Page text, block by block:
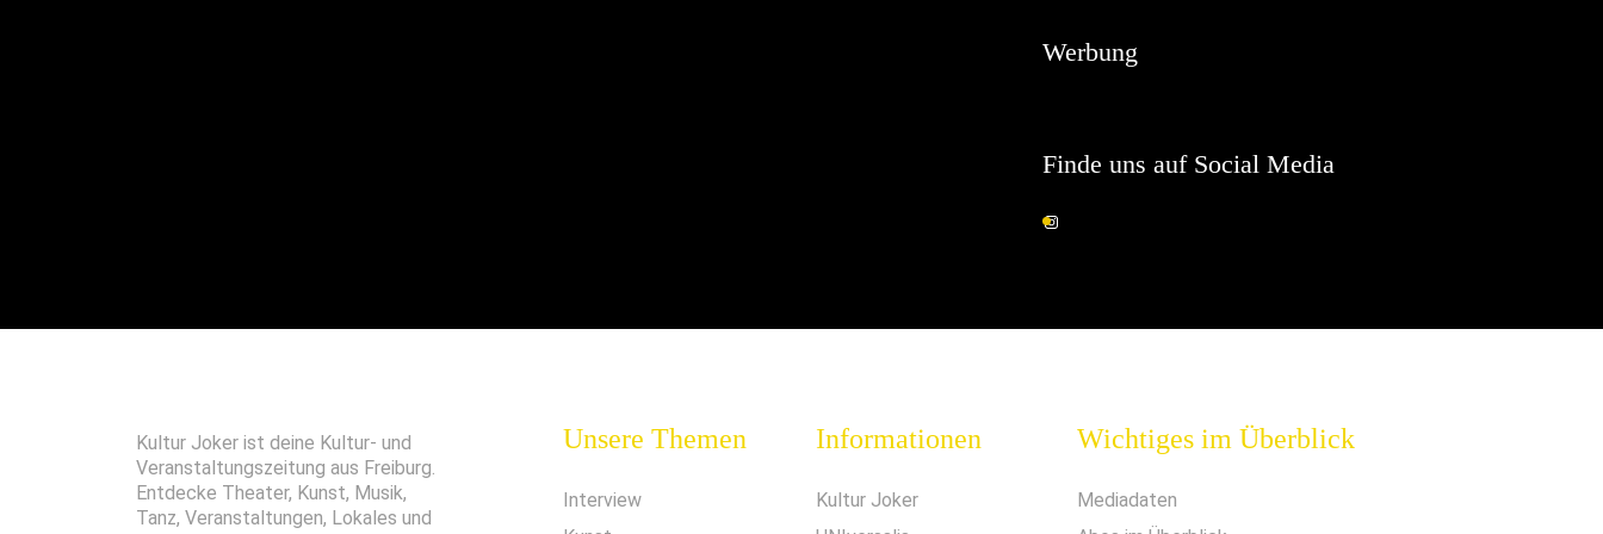
Werbung
Finde uns auf Social Media
Kultur Joker ist deine Kultur- und
Veranstaltungszeitung aus Freiburg.
Entdecke Theater, Kunst, Musik,
Tanz, Veranstaltungen, Lokales und
Unsere Themen
Interview
Informationen
Kultur Joker
Wichtiges im Überblick
Mediadaten